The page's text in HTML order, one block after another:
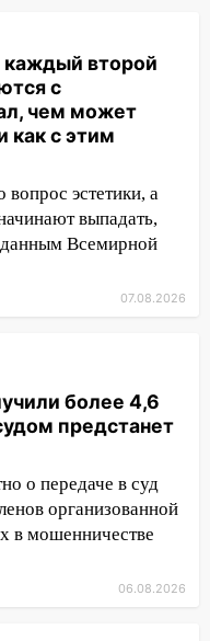
выявлять
два
мира
памятную
Рылееву
ночью
заброшенных
Ульяновска
воду
участников
ЦГКБ
сбили над
Саратовской
в
второй
с
чем может
как с этим
эстетики, а
выпадать,
данным Всемирной
07.08.2026
более 4,6
предстанет
о передаче в суд
организованной
в мошенничестве
06.08.2026